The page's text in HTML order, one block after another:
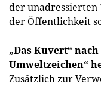
der unadressierten
der Öffentlichkeit
„Das Kuvert“
Umweltzeichen“
Zusätzlich zur